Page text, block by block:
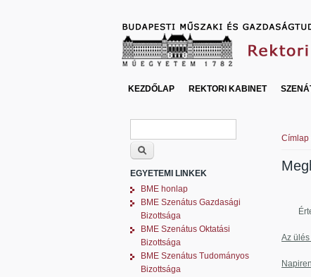
KEZDŐLAP REKTORI KABINET
Címlap
Az
EGYETEMI LINKEK
BME honlap
BME Szenátus Gazdasági
Bizottsága
BME Szenátus Oktatási
Bizottsága
BME Szenátus Tudományos
Bizottsága